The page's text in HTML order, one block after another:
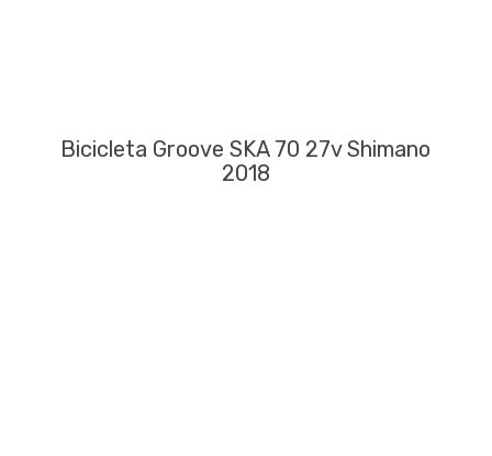
Bicicleta Groove SKA 70 27v Shimano
2018